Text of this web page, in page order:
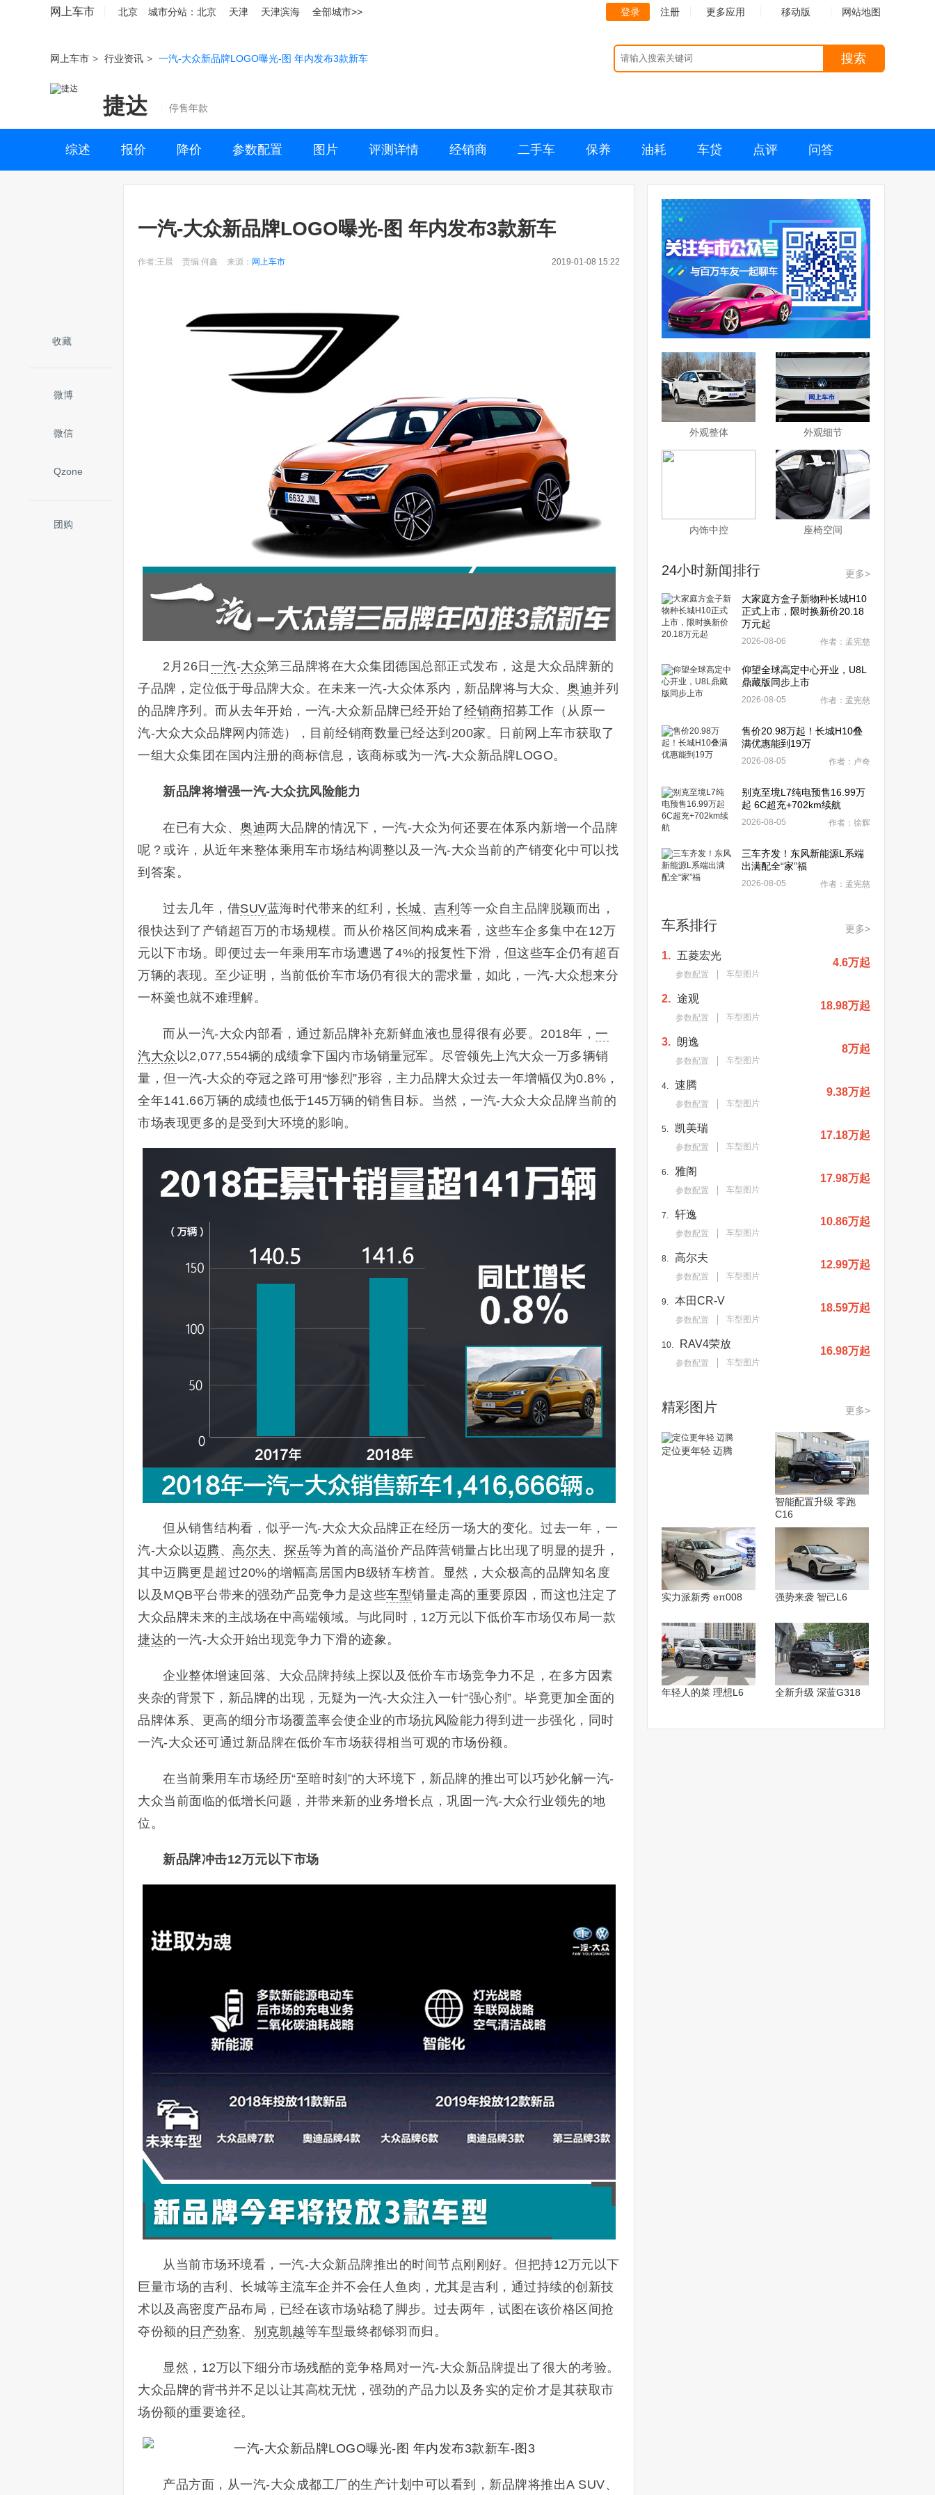
网上车市 北京 城市分站： 北京 天津 天津滨海 全部城市>> 登录 注册 更多应用 移动版 网站地图
网上车市 > 行业资讯 > 一汽-大众新品牌LOGO曝光-图 年内发布3款新车 搜索
捷达 停售年款
综述 报价 降价 参数配置 图片 评测详情 经销商 二手车 保养 油耗 车贷 点评 问答
收藏
微博
微信
Qzone
团购
一汽-大众新品牌LOGO曝光-图 年内发布3款新车
作者:王晨 责编:何鑫 来源： 网上车市 2019-01-08 15:22
2月26日 一汽-大众第三品牌将在大众集团德国总部正式发布，这是大众品牌新的
子品牌，定位低于母品牌大众。在未来一汽-大众体系内，新品牌将与大众、 奥迪并列
的品牌序列。而从去年开始，一汽-大众新品牌已经开始了经销商招募工作（从原一
汽-大众大众品牌网内筛选），目前经销商数量已经达到200家。日前网上车市获取了
一组大众集团在国内注册的商标信息，该商标或为一汽-大众新品牌LOGO。
新品牌将增强一汽-大众抗风险能力
在已有大众、 奥迪两大品牌的情况下，一汽-大众为何还要在体系内新增一个品牌
呢？或许，从近年来整体乘用车市场结构调整以及一汽-大众当前的产销变化中可以找
到答案。
过去几年，借SUV蓝海时代带来的红利， 长城、 吉利 等一众自主品牌脱颖而出，
很快达到了产销超百万的市场规模。而从价格区间构成来看，这些车企多集中在12万
元以下市场。即便过去一年乘用车市场遭遇了4%的报复性下滑，但这些车企仍有超百
万辆的表现。至少证明，当前低价车市场仍有很大的需求量，如此，一汽-大众想来分
一杯羹也就不难理解。
而从一汽-大众内部看，通过新品牌补充新鲜血液也显得很有必要。2018年， 一
汽大众 以2,077,554辆的成绩拿下国内市场销量冠军。尽管领先上汽大众一万多辆销
量，但一汽-大众的夺冠之路可用“惨烈”形容，主力品牌大众过去一年增幅仅为0.8%，
全年141.66万辆的成绩也低于145万辆的销售目标。当然，一汽-大众大众品牌当前的
市场表现更多的是受到大环境的影响。
但从销售结构看，似乎一汽-大众大众品牌正在经历一场大的变化。过去一年，一
汽-大众以迈腾、 高尔夫 、 探岳等为首的高溢价产品阵营销量占比出现了明显的提升，
其中迈腾更是超过20%的增幅高居国内B级轿车榜首。显然，大众极高的品牌知名度
以及MQB平台带来的强劲产品竞争力是这些车型销量走高的重要原因，而这也注定了
大众品牌未来的主战场在中高端领域。与此同时，12万元以下低价车市场仅布局一款
捷达的一汽-大众开始出现竞争力下滑的迹象。
企业整体增速回落、大众品牌持续上探以及低价车市场竞争力不足，在多方因素
夹杂的背景下，新品牌的出现，无疑为一汽-大众注入一针“强心剂”。毕竟更加全面的
品牌体系、更高的细分市场覆盖率会使企业的市场抗风险能力得到进一步强化，同时
一汽-大众还可通过新品牌在低价车市场获得相当可观的市场份额。
在当前乘用车市场经历“至暗时刻”的大环境下，新品牌的推出可以巧妙化解一汽-
大众当前面临的低增长问题，并带来新的业务增长点，巩固一汽-大众行业领先的地
位。
新品牌冲击12万元以下市场
从当前市场环境看，一汽-大众新品牌推出的时间节点刚刚好。但把持12万元以下
巨量市场的吉利、长城等主流车企并不会任人鱼肉，尤其是吉利，通过持续的创新技
术以及高密度产品布局，已经在该市场站稳了脚步。过去两年，试图在该价格区间抢
夺份额的 日产劲客、 别克凯越等车型最终都铩羽而归。
显然，12万以下细分市场残酷的竞争格局对一汽-大众新品牌提出了很大的考验。
大众品牌的背书并不足以让其高枕无忧，强劲的产品力以及务实的定价才是其获取市
场份额的重要途径。
产品方面，从一汽-大众成都工厂的生产计划中可以看到，新品牌将推出A SUV、
外观整体 外观细节
内饰中控 座椅空间
24小时新闻排行 更多>
大家庭方盒子新物种长城H10
正式上市，限时换新价20.18
万元起
2026-08-06 作者：孟宪慈
仰望全球高定中心开业，U8L
鼎藏版同步上市
2026-08-05 作者：孟宪慈
售价20.98万起！长城H10叠
满优惠能到19万
2026-08-05 作者：卢奇
别克至境L7纯电预售16.99万
起 6C超充+702km续航
2026-08-05 作者：徐辉
三车齐发！东风新能源L系端
出满配全“家”福
2026-08-05 作者：孟宪慈
车系排行 更多>
1. 五菱宏光
参数配置 车型图片
4.6万起
2. 途观
参数配置 车型图片
18.98万起
3. 朗逸
参数配置 车型图片
8万起
4. 速腾
参数配置 车型图片
9.38万起
5. 凯美瑞
参数配置 车型图片
17.18万起
6. 雅阁
参数配置 车型图片
17.98万起
7. 轩逸
参数配置 车型图片
10.86万起
8. 高尔夫
参数配置 车型图片
12.99万起
9. 本田CR-V
参数配置 车型图片
18.59万起
10. RAV4荣放
参数配置 车型图片
16.98万起
精彩图片 更多>
定位更年轻 迈腾
智能配置升级 零跑
C16
实力派新秀 eπ008 强势来袭 智己L6
年轻人的菜 理想L6 全新升级 深蓝G318